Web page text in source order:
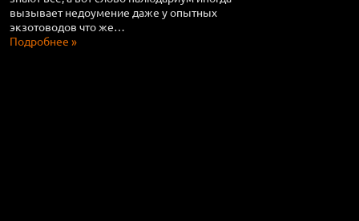
вызывает недоумение даже у опытных
экзотоводов что же…
Подробнее »